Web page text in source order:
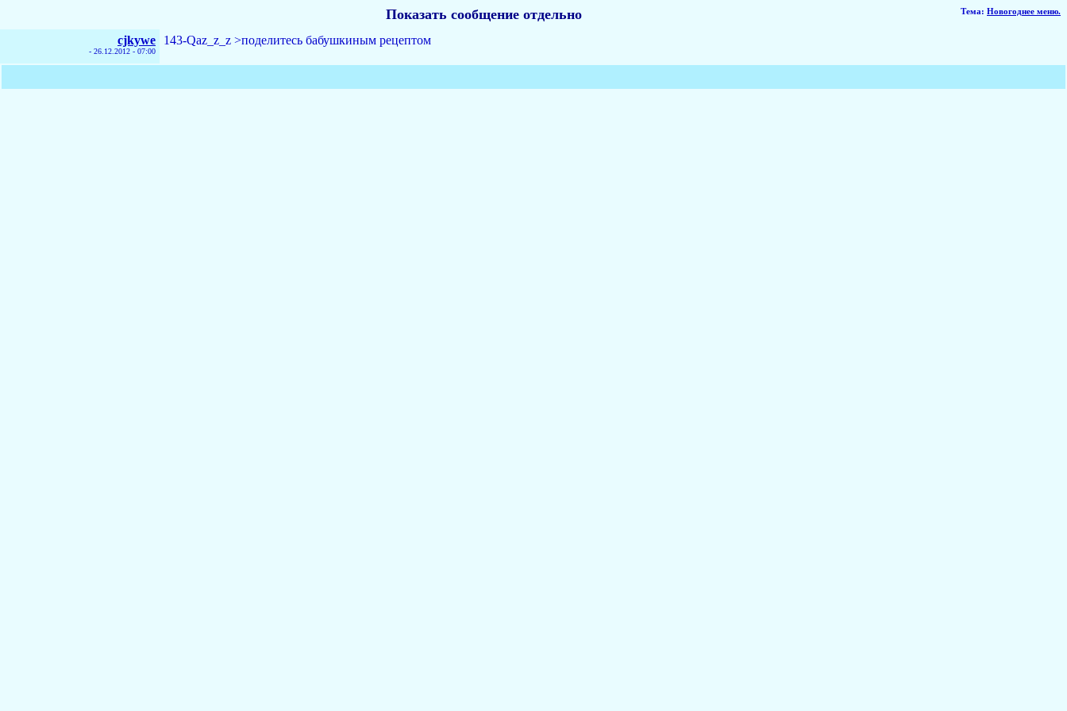
Тема: Новогоднее меню.
Показать сообщение отдельно
cjkywe
- 26.12.2012 - 07:00
143-Qaz_z_z >поделитесь бабушкиным рецептом